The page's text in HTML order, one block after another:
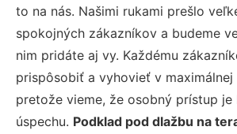
to na nás. Našimi rukami prešlo
spokojných zákazníkov a budeme
nim pridáte aj vy. Každému
prispôsobiť a vyhovieť v maximálnej
pretože vieme, že osobný prístup je
úspechu. Podklad pod dlažbu na